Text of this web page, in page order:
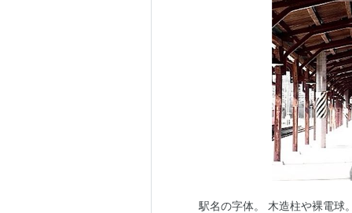
駅名の字体。 木造柱や裸電球